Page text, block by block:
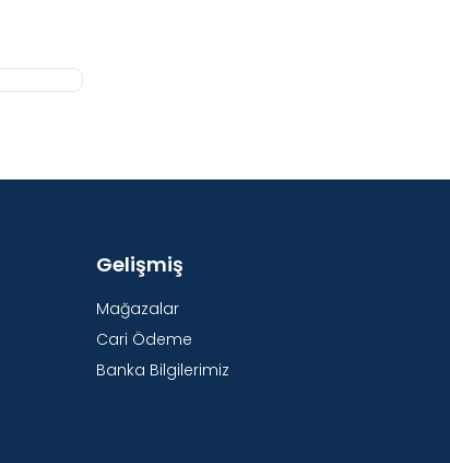
Gelişmiş
Mağazalar
Cari Ödeme
Banka Bilgilerimiz